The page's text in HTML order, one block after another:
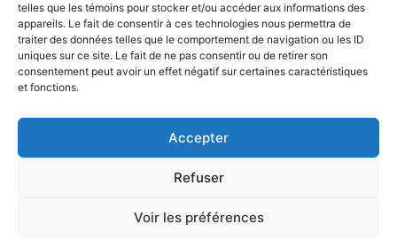
telles que les témoins pour stocker et/ou accéder aux informations des
appareils. Le fait de consentir à ces technologies nous permettra de
traiter des données telles que le comportement de navigation ou les ID
uniques sur ce site. Le fait de ne pas consentir ou de retirer son
consentement peut avoir un effet négatif sur certaines caractéristiques
et fonctions.
Accepter
Refuser
Voir les préférences
Partenaires
FAQ
Offre d’emploi